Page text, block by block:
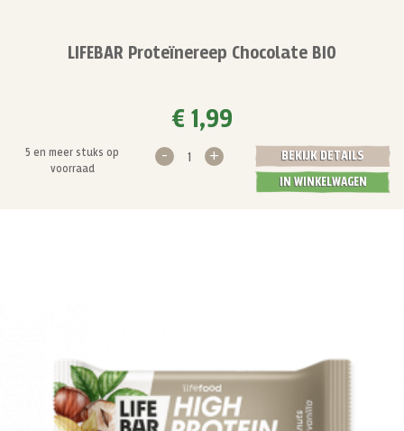
LIFEBAR Proteïnereep Chocolate BIO
€ 1,99
5 en meer stuks op
voorraad
BEKIJK DETAILS
- +
IN WINKELWAGEN